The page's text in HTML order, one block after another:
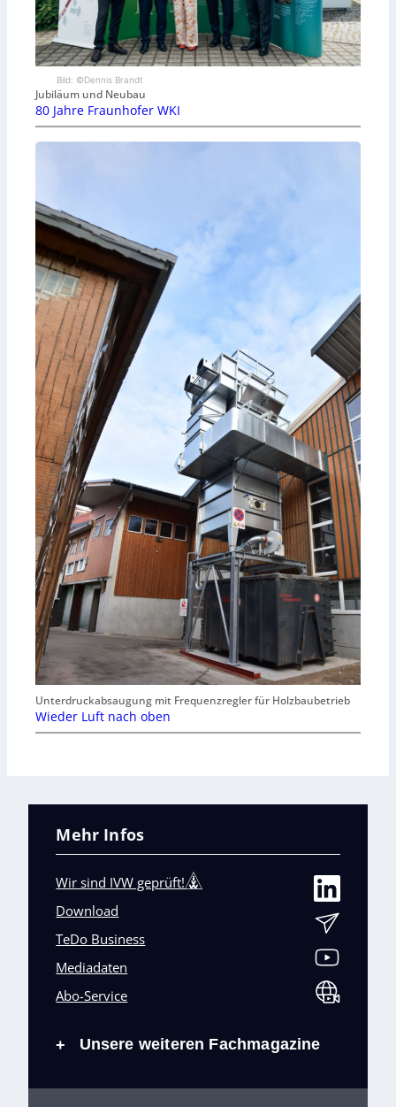
Bild: ©Dennis Brandt
Jubiläum und Neubau
80 Jahre Fraunhofer WKI
Unterdruckabsaugung mit Frequenzregler für Holzbaubetrieb
Wieder Luft nach oben
Mehr Infos
Wir sind IVW geprüft!
Download
TeDo Business
Mediadaten
Abo-Service
+ Unsere weiteren Fachmagazine